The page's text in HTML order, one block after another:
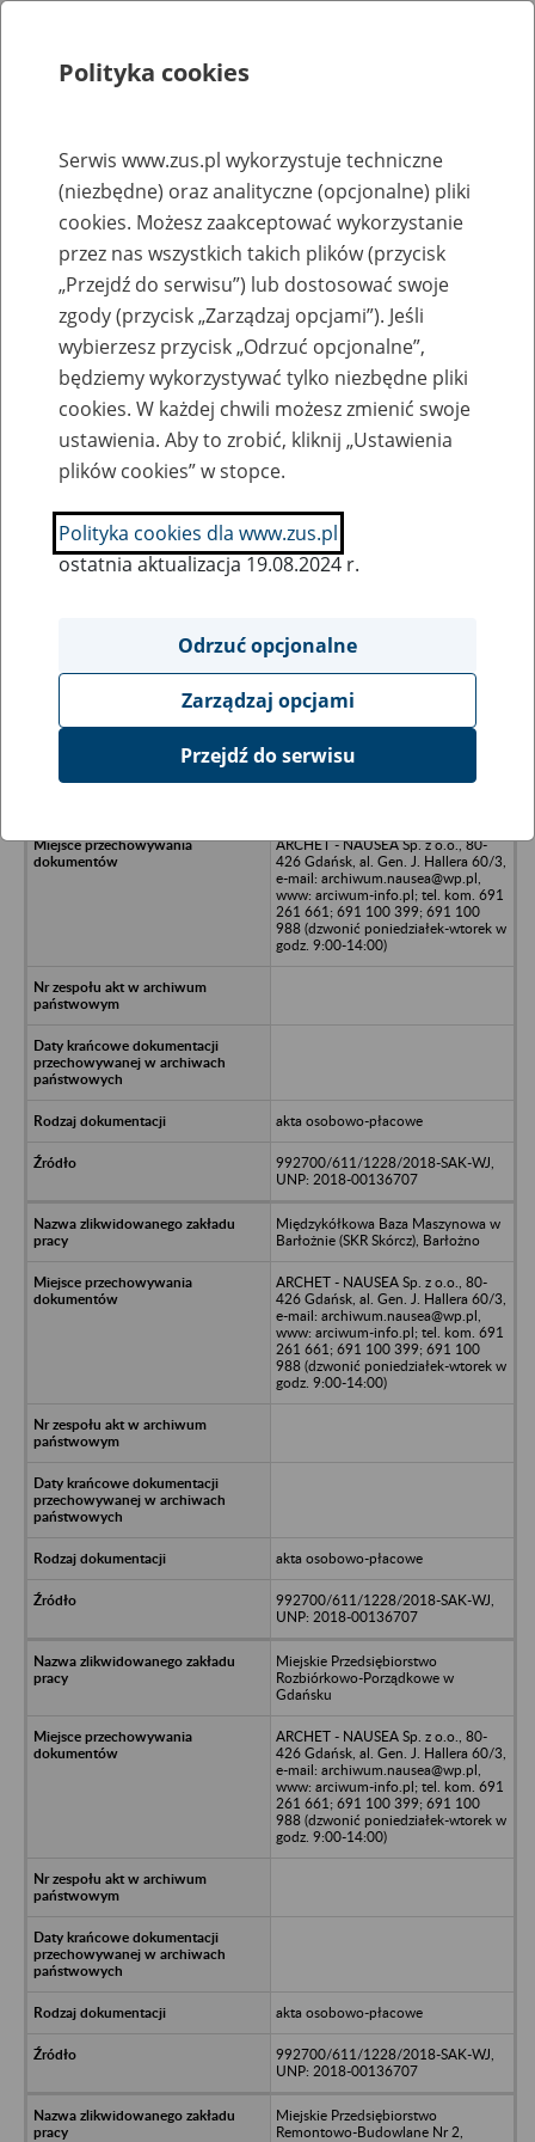
Rejestry, ewidencje i archiwa
Baza zlikwidowanych lub
przekształconych zakładów pracy
Nazwa zakładu pracy:
SZUKAJ
Ukryj wszystkie pozycje bazy
Międzykółkowa Baza Maszynowa w
ARCHET - NAUSEA Sp. z o.o., 80-
426 Gdańsk, al. Gen. J. Hallera 60/3,
e-mail: archiwum.nausea@wp.pl,
www: arciwum-info.pl; tel. kom. 691
261 661; 691 100 399; 691 100
988 (dzwonić poniedziałek-wtorek w
godz. 9:00-14:00)
akta osobowo-płacowe
992700/611/1228/2018-SAK-WJ,
UNP: 2018-00136707
Międzykółkowa Baza Maszynowa w
Barłożnie (SKR Skórcz), Barłożno
ARCHET - NAUSEA Sp. z o.o., 80-
426 Gdańsk, al. Gen. J. Hallera 60/3,
e-mail: archiwum.nausea@wp.pl,
www: arciwum-info.pl; tel. kom. 691
261 661; 691 100 399; 691 100
988 (dzwonić poniedziałek-wtorek w
godz. 9:00-14:00)
akta osobowo-płacowe
992700/611/1228/2018-SAK-WJ,
UNP: 2018-00136707
Miejskie Przedsiębiorstwo
Rozbiórkowo-Porządkowe w
Gdańsku
ARCHET - NAUSEA Sp. z o.o., 80-
426 Gdańsk, al. Gen. J. Hallera 60/3,
e-mail: archiwum.nausea@wp.pl,
www: arciwum-info.pl; tel. kom. 691
261 661; 691 100 399; 691 100
988 (dzwonić poniedziałek-wtorek w
godz. 9:00-14:00)
akta osobowo-płacowe
992700/611/1228/2018-SAK-WJ,
UNP: 2018-00136707
Miejskie Przedsiębiorstwo
Remontowo-Budowlane Nr 2,
Polityka cookies
Serwis www.zus.pl wykorzystuje techniczne
(niezbędne) oraz analityczne (opcjonalne) pliki
cookies. Możesz zaakceptować wykorzystanie
przez nas wszystkich takich plików (przycisk
„Przejdź do serwisu”) lub dostosować swoje
zgody (przycisk „Zarządzaj opcjami”). Jeśli
wybierzesz przycisk „Odrzuć opcjonalne”,
będziemy wykorzystywać tylko niezbędne pliki
cookies. W każdej chwili możesz zmienić swoje
ustawienia. Aby to zrobić, kliknij „Ustawienia
plików cookies” w stopce.
Polityka cookies dla www.zus.pl
ostatnia aktualizacja 19.08.2024 r.
Odrzuć opcjonalne
Zarządzaj opcjami
Przejdź do serwisu